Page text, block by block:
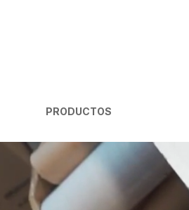
PRODUCTOS